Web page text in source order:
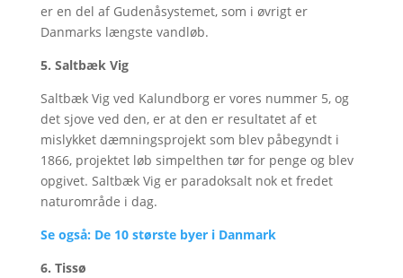
er en del af Gudenåsystemet, som i øvrigt er
Danmarks længste vandløb.
5. Saltbæk Vig
Saltbæk Vig ved Kalundborg er vores nummer 5, og
det sjove ved den, er at den er resultatet af et
mislykket dæmningsprojekt som blev påbegyndt i
1866, projektet løb simpelthen tør for penge og blev
opgivet. Saltbæk Vig er paradoksalt nok et fredet
naturområde i dag.
Se også: De 10 største byer i Danmark
6. Tissø